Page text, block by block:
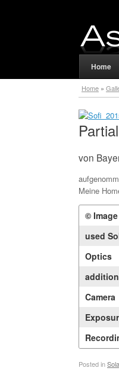
Home
Home »
von
Meine
©
used
Optics
Camera
Posted in